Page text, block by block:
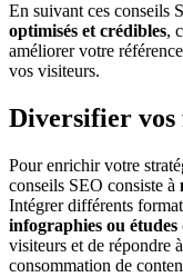
En suivant ces conseils
optimisés et crédibles,
améliorer votre
vos visiteurs.
Diversifier vos
Pour enrichir votre
conseils SEO consiste à
Intégrer différents
infographies ou études
visiteurs et de répondre
consommation de